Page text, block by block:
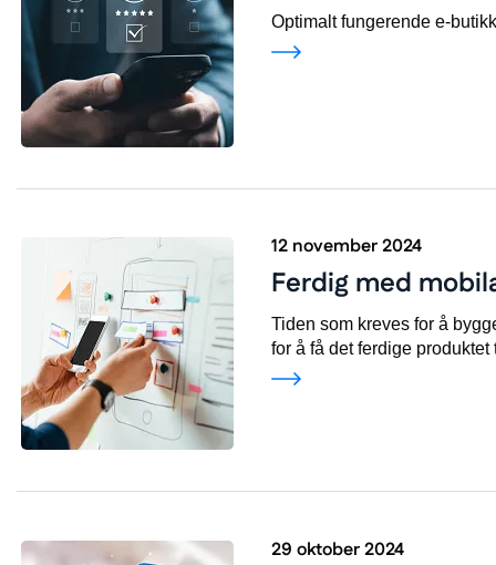
Optimalt fungerende e-
12 november 2024
Ferdig med
Tiden som kreves for å
for å få det ferdige produktet
29 oktober 2024